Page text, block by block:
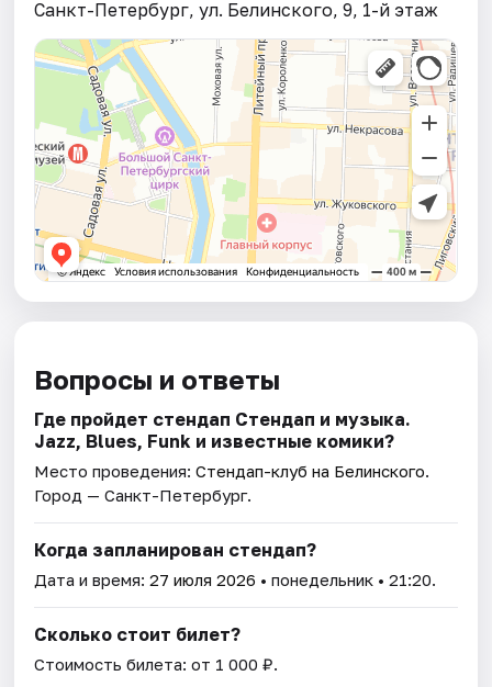
Санкт-Петербург, ул. Белинского, 9, 1-й этаж
Вопросы и ответы
Где пройдет стендап Стендап и музыка.
Jazz, Blues, Funk и известные комики?
Место проведения:Стендап-клуб на Белинского.
Город — Санкт-Петербург.
Когда запланирован стендап?
Дата и время:27 июля 2026 • понедельник • 21:20.
Сколько стоит билет?
Стоимость билета: от 1 000 ₽.